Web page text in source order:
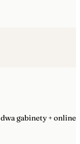
dwa gabinety + online